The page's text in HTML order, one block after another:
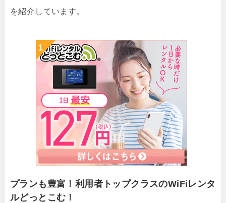
を紹介しています。
プランも豊富！利用者トップクラスのWiFiレンタ
ルどっとこむ！